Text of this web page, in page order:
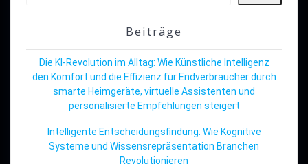
Beiträge
Die KI-Revolution im Alltag: Wie Künstliche Intelligenz
den Komfort und die Effizienz für Endverbraucher durch
smarte Heimgeräte, virtuelle Assistenten und
personalisierte Empfehlungen steigert
Intelligente Entscheidungsfindung: Wie Kognitive
Systeme und Wissensrepräsentation Branchen
Revolutionieren